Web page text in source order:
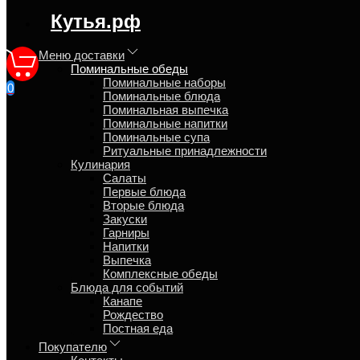
регион доставки:
Кутья.рф
Меню доставки
Поминальные обеды
Поминальные наборы
Поминальные блюда
Поминальная выпечка
Поминальные напитки
Поминальные супа
Ритуальные принадлежности
Кулинария
Салаты
Первые блюда
Вторые блюда
Закуски
Гарниры
Напитки
Выпечка
Комплексные обеды
Блюда для событий
Канапе
Рождество
Постная еда
Покупателю
0
Меню для поминок на
Поминальные обеды
Поминки на полгода усопшего проводят на своё усмотрение и
Рассмотрите наши предложения для организации поминок
Поминальные наборы
Поминальные блюда
Поминальная выпечка
Поминальные напитки
Поминальные супа